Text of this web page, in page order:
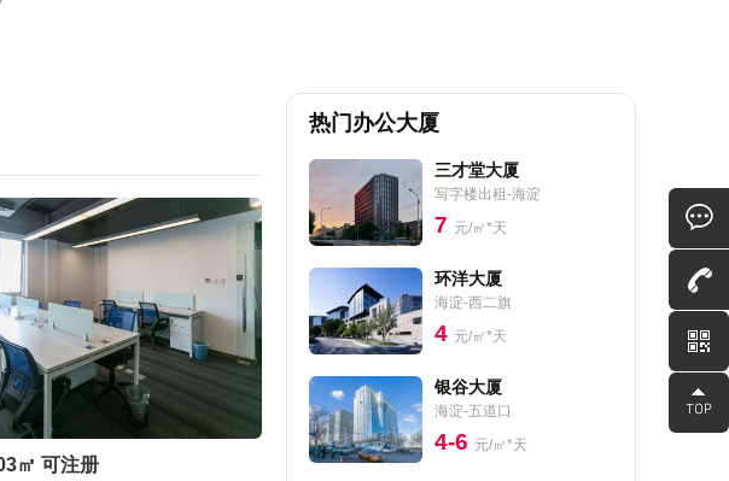
㎡ 可注册
热门办公大厦
三才堂大厦
写字楼出租-海淀
7 元/㎡*天
环洋大厦
海淀-西二旗
4 元/㎡*天
银谷大厦
海淀-五道口
4-6 元/㎡*天